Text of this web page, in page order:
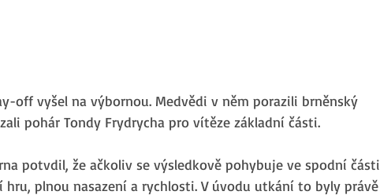
off vyšel na výbornou. Medvědi v něm porazili brněnský
pohár Tondy Frydrycha pro vítěze základní části.
potvdil, že ačkoliv se výsledkově pohybuje ve spodní části
plnou nasazení a rychlosti. V úvodu utkání to byly právě